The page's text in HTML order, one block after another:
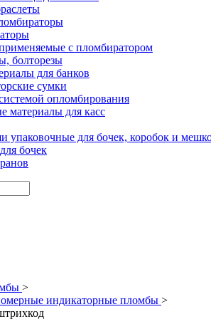
с пломбиратором
болторезы
для банков
сумки
опломбирования
материалы для касс
упаковочные для бочек, коробок и
бочек
>
индикаторные пломбы >